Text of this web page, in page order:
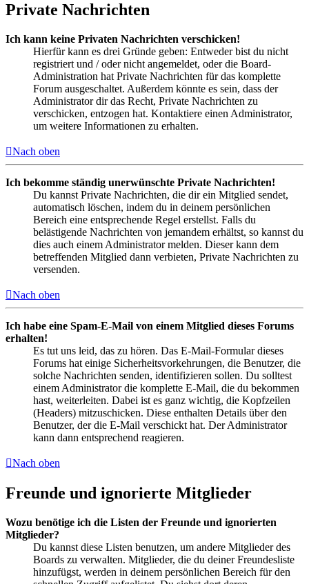
Private Nachrichten
Ich kann keine Privaten Nachrichten verschicken!
Hierfür kann es drei Gründe geben: Entweder bist du nicht
registriert und / oder nicht angemeldet, oder die Board-
Administration hat Private Nachrichten für das komplette
Forum ausgeschaltet. Außerdem könnte es sein, dass der
Administrator dir das Recht, Private Nachrichten zu
verschicken, entzogen hat. Kontaktiere einen Administrator,
um weitere Informationen zu erhalten.
Nach oben
Ich bekomme ständig unerwünschte Private Nachrichten!
Du kannst Private Nachrichten, die dir ein Mitglied sendet,
automatisch löschen, indem du in deinem persönlichen
Bereich eine entsprechende Regel erstellst. Falls du
belästigende Nachrichten von jemandem erhältst, so kannst du
dies auch einem Administrator melden. Dieser kann dem
betreffenden Mitglied dann verbieten, Private Nachrichten zu
versenden.
Nach oben
Ich habe eine Spam-E-Mail von einem Mitglied dieses Forums
erhalten!
Es tut uns leid, das zu hören. Das E-Mail-Formular dieses
Forums hat einige Sicherheitsvorkehrungen, die Benutzer, die
solche Nachrichten senden, identifizieren sollen. Du solltest
einem Administrator die komplette E-Mail, die du bekommen
hast, weiterleiten. Dabei ist es ganz wichtig, die Kopfzeilen
(Headers) mitzuschicken. Diese enthalten Details über den
Benutzer, der die E-Mail verschickt hat. Der Administrator
kann dann entsprechend reagieren.
Nach oben
Freunde und ignorierte Mitglieder
Wozu benötige ich die Listen der Freunde und ignorierten
Mitglieder?
Du kannst diese Listen benutzen, um andere Mitglieder des
Boards zu verwalten. Mitglieder, die du deiner Freundesliste
hinzufügst, werden in deinem persönlichen Bereich für den